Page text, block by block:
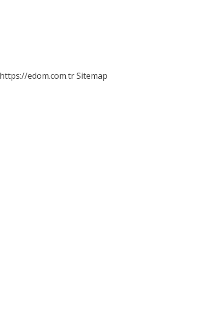
https://edom.com.trSitemap